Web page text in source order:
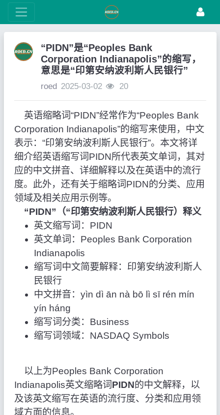
“PIDN”是“Peoples Bank
Corporation Indianapolis”的缩写，
意思是“印第安纳波利斯人民银行”
roed 2025-03-02 20
英语缩略词“PIDN”经常作为“Peoples Bank
Corporation Indianapolis”的缩写来使用，中文
表示：“印第安纳波利斯人民银行”。本文将详
细介绍英语缩写词PIDN所代表英文单词，其对
应的中文拼音、详细解释以及在英语中的流行
度。此外，还有关于缩略词PIDN的分类、应用
领域及相关应用示例等。
“PIDN”（“印第安纳波利斯人民银行）释义
英文缩写词：PIDN
英文单词：Peoples Bank Corporation
Indianapolis
缩写词中文简要解释：印第安纳波利斯人
民银行
中文拼音：yìn dì ān nà bō lì sī rén mín
yín háng
缩写词分类：Business
缩写词领域：NASDAQ Symbols
以上为Peoples Bank Corporation
Indianapolis英文缩略词 PIDN的中文解释，以
及该英文缩写在英语的流行度、分类和应用领
域方面的信息。